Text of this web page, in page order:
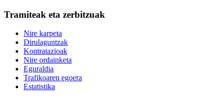
Tramiteak eta zerbitzuak
Nire karpeta
Dirulaguntzak
Kontratazioak
Nire ordainketa
Eguraldia
Trafikoaren egoera
Estatistika